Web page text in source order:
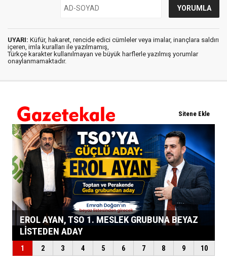
UYARI: Küfür, hakaret, rencide edici cümleler veya imalar, inançlara saldırı
içeren, imla kuralları ile yazılmamış,
Türkçe karakter kullanılmayan ve büyük harflerle yazılmış yorumlar
onaylanmamaktadır.